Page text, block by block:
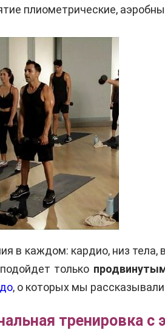
плиометрические,
в каждом: кардио, низ
только
, о которых мы
тренировка с